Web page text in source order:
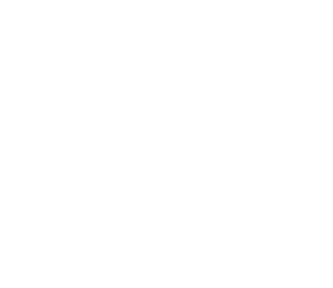
vor Ort
Aufenthalt aktiv mit Zugang zu einem
3 km vom Hotel befindet.